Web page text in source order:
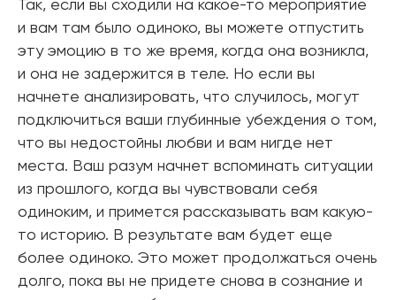
Так, если вы сходили на какое-то мероприятие
и вам там было одиноко, вы можете отпустить
эту эмоцию в то же время, когда она возникла,
и она не задержится в теле. Но если вы
начнете анализировать, что случилось, могут
подключиться ваши глубинные убеждения о том,
что вы недостойны любви и вам нигде нет
места. Ваш разум начнет вспоминать ситуации
из прошлого, когда вы чувствовали себя
одиноким, и примется рассказывать вам какую-
то историю. В результате вам будет еще
более одиноко. Это может продолжаться очень
долго, пока вы не придете снова в сознание и